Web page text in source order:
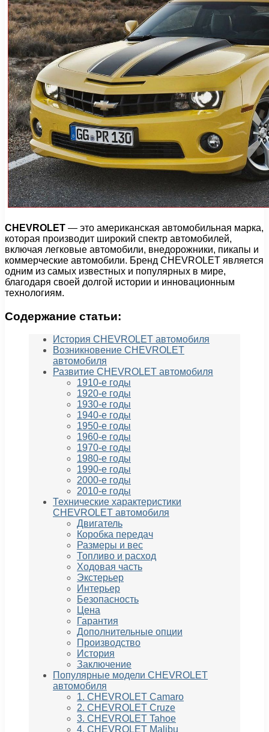
CHEVROLET — это американская автомобильная марка,
которая производит широкий спектр автомобилей,
включая легковые автомобили, внедорожники, пикапы и
коммерческие автомобили. Бренд CHEVROLET является
одним из самых известных и популярных в мире,
благодаря своей долгой истории и инновационным
технологиям.
Содержание статьи:
История CHEVROLET автомобиля
Возникновение CHEVROLET
автомобиля
Развитие CHEVROLET автомобиля
1910-е годы
1920-е годы
1930-е годы
1940-е годы
1950-е годы
1960-е годы
1970-е годы
1980-е годы
1990-е годы
2000-е годы
2010-е годы
Технические характеристики
CHEVROLET автомобиля
Двигатель
Коробка передач
Размеры и вес
Топливо и расход
Ходовая часть
Экстерьер
Интерьер
Безопасность
Цена
Гарантия
Дополнительные опции
Производство
История
Заключение
Популярные модели CHEVROLET
автомобиля
1. CHEVROLET Camaro
2. CHEVROLET Cruze
3. CHEVROLET Tahoe
4. CHEVROLET Malibu